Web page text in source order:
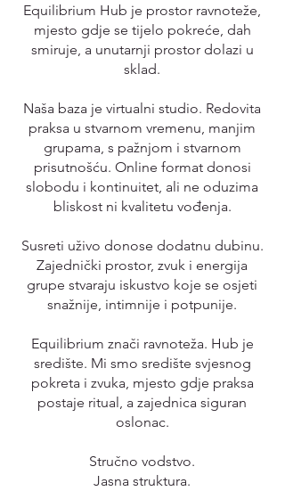
Equilibrium Hub je prostor ravnoteže,
mjesto gdje se tijelo pokreće, dah
smiruje, a unutarnji prostor dolazi u
sklad.
Naša baza je virtualni studio. Redovita
praksa u stvarnom vremenu, manjim
grupama, s pažnjom i stvarnom
prisutnošću. Online format donosi
slobodu i kontinuitet, ali ne oduzima
bliskost ni kvalitetu vođenja.
Susreti uživo donose dodatnu dubinu.
Zajednički prostor, zvuk i energija
grupe stvaraju iskustvo koje se osjeti
snažnije, intimnije i potpunije.
Equilibrium znači ravnoteža. Hub je
središte. Mi smo središte svjesnog
pokreta i zvuka, mjesto gdje praksa
postaje ritual, a zajednica siguran
oslonac.
Stručno vodstvo.
Jasna struktura.